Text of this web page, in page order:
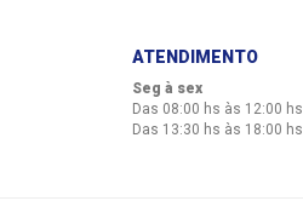
ATENDIMENTO
Seg à sex
Das 08:00 hs às 12:00 hs
Das 13:30 hs às 18:00 hs